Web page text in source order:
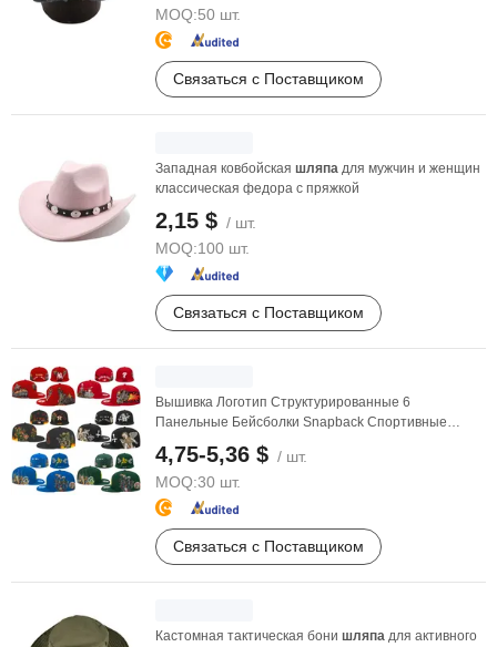
MOQ:50 шт.
Связаться с Поставщиком
Западная ковбойская шляпа для мужчин и женщин
классическая федора с пряжкой
2,15 $ / шт.
MOQ:100 шт.
Связаться с Поставщиком
Вышивка Логотип Структурированные 6
Панельные Бейсболки Snapback Спортивные
Шляпы для Мужчин и ...
4,75-5,36 $ / шт.
MOQ:30 шт.
Связаться с Поставщиком
Кастомная тактическая бони шляпа для активного